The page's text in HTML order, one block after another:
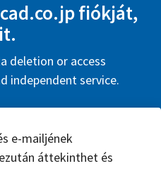
fiókját,
deletion or access
independent service.
e-mailjének
áttekinthet és